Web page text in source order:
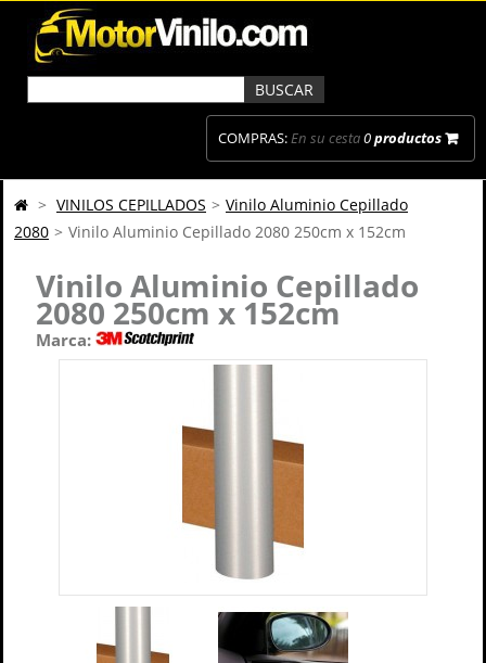
COMPRAS:En su cesta0productos
> VINILOS CEPILLADOS > Vinilo Aluminio Cepillado
2080 > Vinilo Aluminio Cepillado 2080 250cm x 152cm
Vinilo Aluminio Cepillado
2080 250cm x 152cm
Marca: